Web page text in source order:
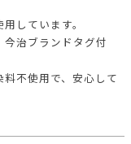
しています。
治ブランドタグ付
不使用で、安心して